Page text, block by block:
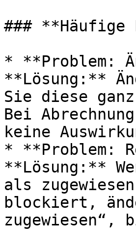
### **Häufige
* **Problem:
**Lösung:**
Sie diese
Bei
keine
* **Problem:
**Lösung:**
als
blockiert,